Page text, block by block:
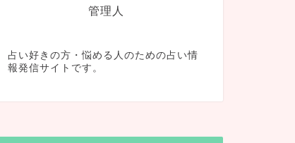
管理人
占い好きの方・悩める人のための占い情
報発信サイトです。